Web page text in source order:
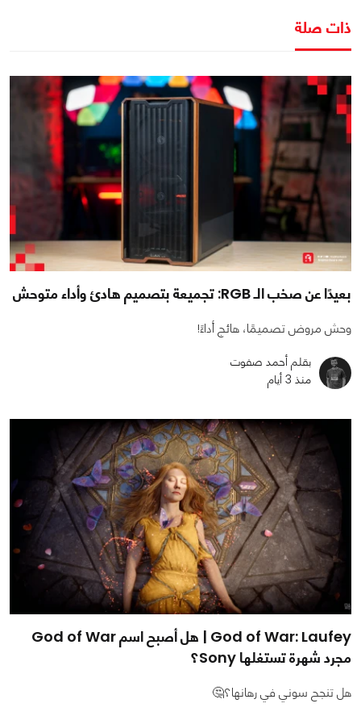
ذات صلة
بعيدًا عن صخب الـ RGB: تجميعة بتصميم هادئ وأداء متوحش
وحش مروض تصميمًا، هائج أداءً!
بقلم أحمد صفوت
منذ 3 أيام
God of War: Laufey | هل أصبح اسم God of War
مجرد شهرة تستغلها Sony؟
هل تنجح سوني في رهانها؟🤔